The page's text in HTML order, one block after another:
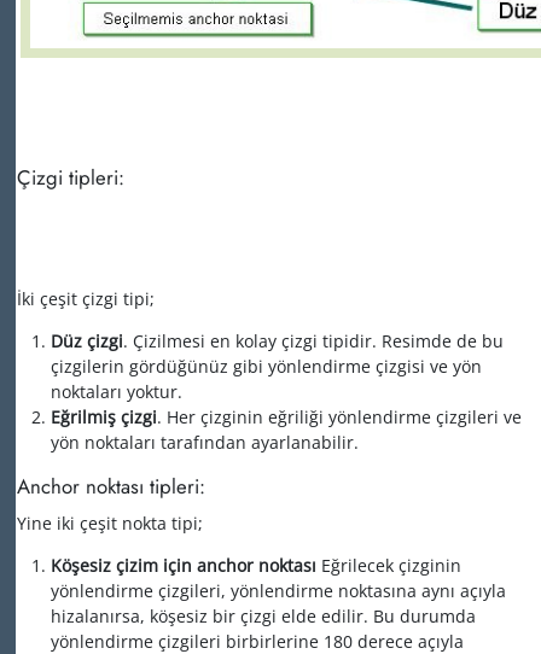
Çizgi tipleri:
İki çeşit çizgi tipi;
Düz çizgi. Çizilmesi en kolay çizgi tipidir. Resimde de bu
çizgilerin gördüğünüz gibi yönlendirme çizgisi ve yön
noktaları yoktur.
Eğrilmiş çizgi. Her çizginin eğriliği yönlendirme çizgileri ve
yön noktaları tarafından ayarlanabilir.
Anchor noktası tipleri:
Yine iki çeşit nokta tipi;
Köşesiz çizim için anchor noktası Eğrilecek çizginin
yönlendirme çizgileri, yönlendirme noktasına aynı açıyla
hizalanırsa, köşesiz bir çizgi elde edilir. Bu durumda
yönlendirme çizgileri birbirlerine 180 derece açıyla